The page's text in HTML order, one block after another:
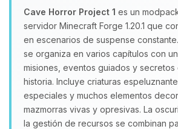
Cave Horror Project 1 es un
servidor Minecraft Forge 1.20.1 que
en escenarios de suspense
se organiza en varios capítulos con
misiones, eventos guiados y secretos
historia. Incluye criaturas
especiales y muchos elementos
mazmorras vivas y opresivas. La
la gestión de recursos se combinan
08/08/2026 23:30